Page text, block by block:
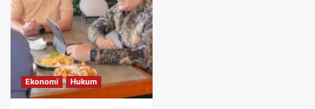
Ekonomi Hukum